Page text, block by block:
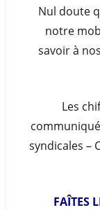
Nul doute
notre
savoir à
Les
syndicales –
FAÎTES